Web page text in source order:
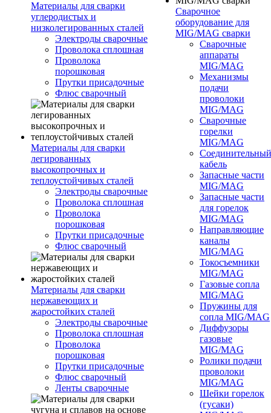
Материалы для сварки
углеродистых и
низколегированных сталей
Электроды сварочные
Проволока сплошная
Проволока
порошковая
Прутки присадочные
Флюс сварочный
Материалы для сварки
легированных
высокопрочных и
теплоустойчивых сталей
Электроды сварочные
Проволока сплошная
Проволока
порошковая
Прутки присадочные
Флюс сварочный
Материалы для сварки
нержавеющих и
жаростойких сталей
Электроды сварочные
Проволока сплошная
Проволока
порошковая
Прутки присадочные
Флюс сварочный
Ленты сварочные
Сварочное
оборудование для
MIG/MAG сварки
Сварочные
аппараты
MIG/MAG
Механизмы
подачи
проволоки
MIG/MAG
Сварочные
горелки
MIG/MAG
Соединительный
кабель
Запасные части
MIG/MAG
Запасные части
для горелок
MIG/MAG
Направляющие
каналы
MIG/MAG
Токосъемники
MIG/MAG
Газовые сопла
MIG/MAG
Пружины для
сопла MIG/MAG
Диффузоры
газовые
MIG/MAG
Ролики подачи
проволоки
MIG/MAG
Шейки горелок
(гусаки)